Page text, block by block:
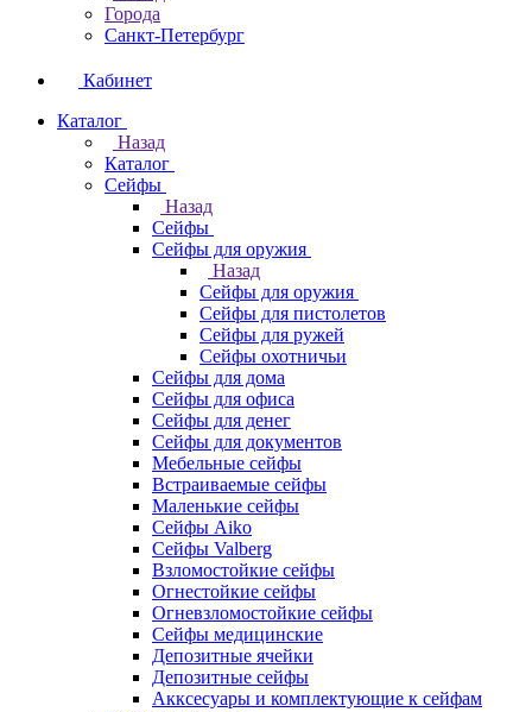
Города
Санкт-Петербург
Кабинет
Каталог
Назад
Каталог
Cейфы
Назад
Cейфы
Cейфы для оружия
Назад
Cейфы для оружия
Сейфы для пистолетов
Сейфы для ружей
Сейфы охотничьи
Cейфы для дома
Cейфы для офиса
Сейфы для денег
Сейфы для документов
Мебельные сейфы
Встраиваемые сейфы
Маленькие сейфы
Сейфы Aiko
Сейфы Valberg
Взломостойкие сейфы
Огнестойкие сейфы
Огневзломостойкие сейфы
Сейфы медицинские
Депозитные ячейки
Депозитные сейфы
Акксесуары и комплектующие к сейфам